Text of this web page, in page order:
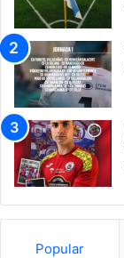
Popular